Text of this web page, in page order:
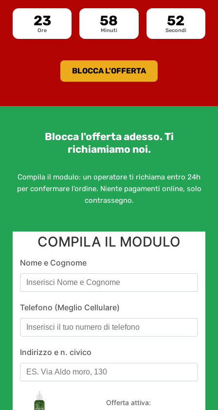
23
Ore
58
Minuti
51
Secondi
BLOCCA L'OFFERTA
Blocca l'offerta adesso. Ti
richiamiamo noi.
Compila il modulo: un operatore ti richiama entro 24h
per confermare l’ordine. Niente pagamenti online, solo
contrassegno.